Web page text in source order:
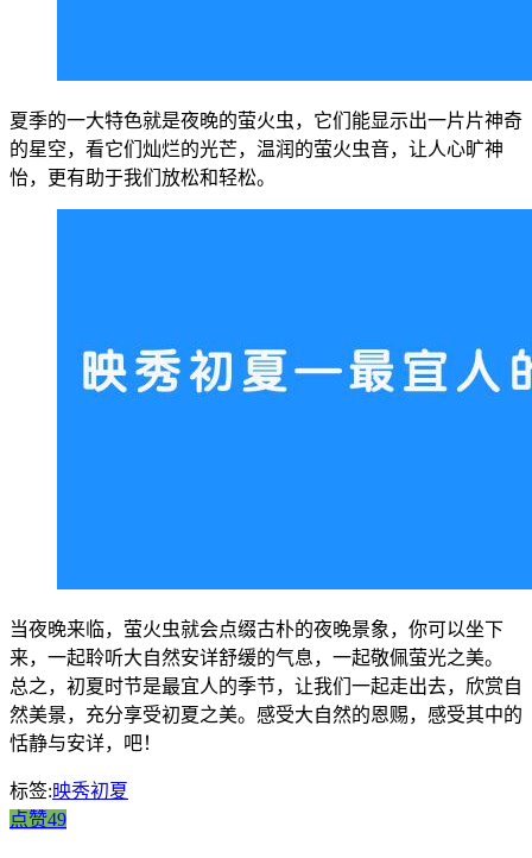
夏季的一大特色就是夜晚的萤火虫，它们能显示出一片片神奇
的星空，看它们灿烂的光芒，温润的萤火虫音，让人心旷神
怡，更有助于我们放松和轻松。
当夜晚来临，萤火虫就会点缀古朴的夜晚景象，你可以坐下
来，一起聆听大自然安详舒缓的气息，一起敬佩萤光之美。
总之，初夏时节是最宜人的季节，让我们一起走出去，欣赏自
然美景，充分享受初夏之美。感受大自然的恩赐，感受其中的
恬静与安详，吧！
标签:映秀初夏
点赞49